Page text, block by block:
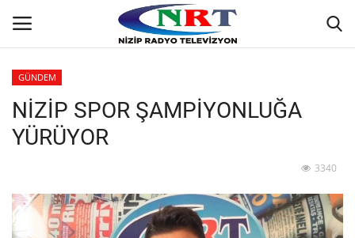
Ana
GÜNDEM
Siyaset
GÜNDEM
NİZİP SPOR ŞAMPİYONLUĞA
YÜRÜYOR
3340